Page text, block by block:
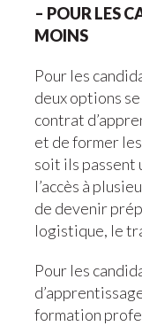
– POUR LES
MOINS
Pour les
deux options
contrat
et de former
soit ils passent
l’accès à
de devenir
logistique, le
Pour les
formation